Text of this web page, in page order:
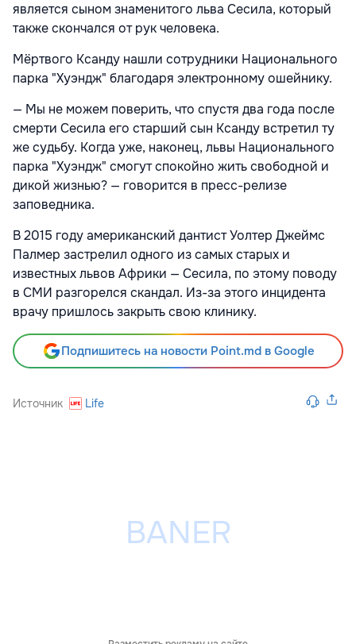
является сыном знаменитого льва Сесила, который
также скончался от рук человека.
Мёртвого Ксанду нашли сотрудники Национального
парка "Хуэндж" благодаря электронному ошейнику.
— Мы не можем поверить, что спустя два года после
смерти Сесила его старший сын Ксанду встретил ту
же судьбу. Когда уже, наконец, львы Национального
парка "Хуэндж" смогут спокойно жить свободной и
дикой жизнью? — говорится в пресс-релизе
заповедника.
В 2015 году американский дантист Уолтер Джеймс
Палмер застрелил одного из самых старых и
известных львов Африки — Сесила, по этому поводу
в СМИ разгорелся скандал. Из-за этого инцидента
врачу пришлось закрыть свою клинику.
Подпишитесь на новости Point.md в Google
Источник Life